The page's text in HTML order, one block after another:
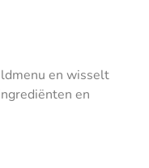
en wisselt
en